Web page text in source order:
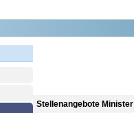
Stellenangebote